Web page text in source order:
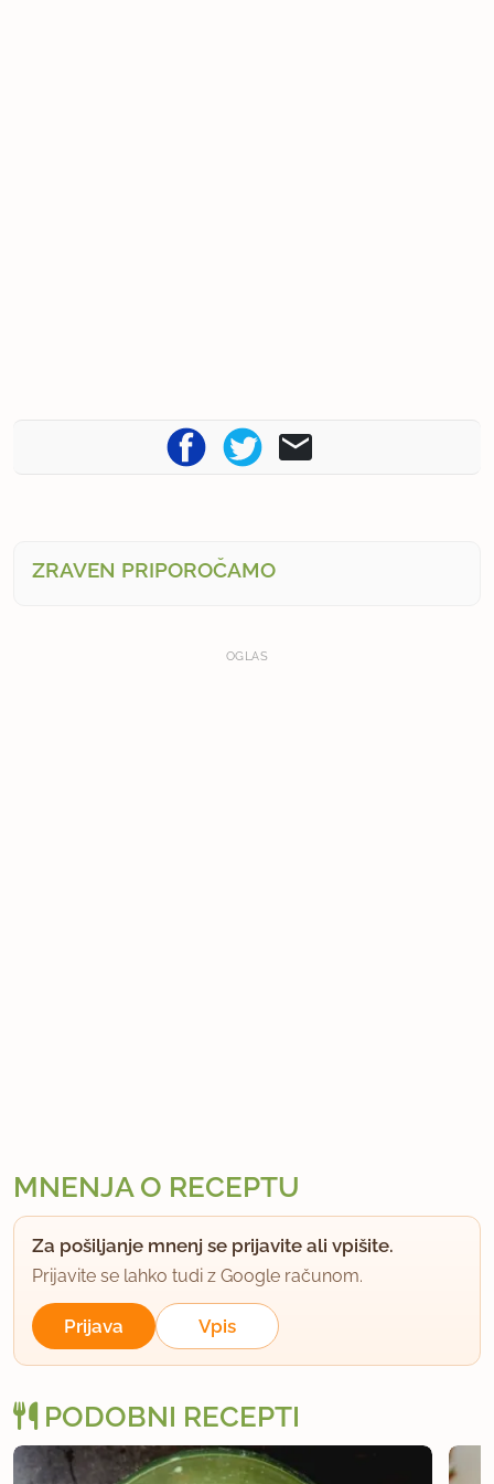
ZRAVEN PRIPOROČAMO
OGLAS
MNENJA O RECEPTU
Za pošiljanje mnenj se prijavite ali vpišite.
Prijavite se lahko tudi z Google računom.
Prijava Vpis
PODOBNI RECEPTI